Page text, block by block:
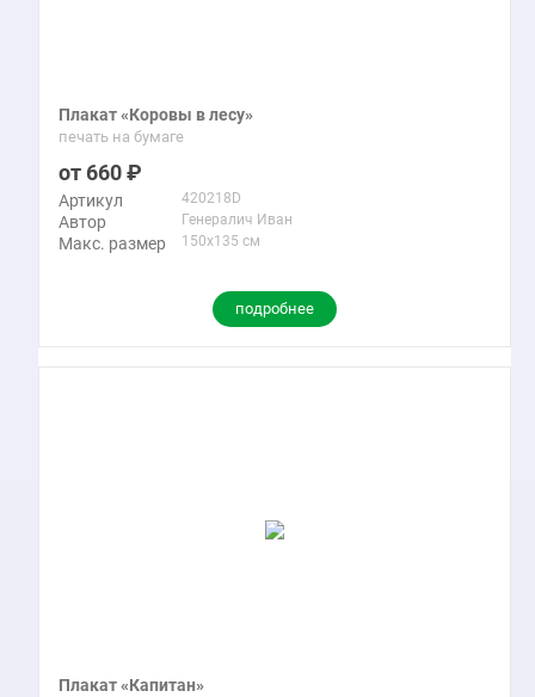
Плакат «Коровы в лесу»
печать на бумаге
660
Артикул 420218D
Автор Генералич Иван
Макс. размер 150x135 см
подробнее
Плакат «Капитан»